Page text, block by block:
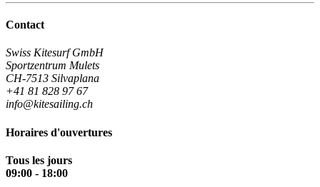
Contact
Swiss Kitesurf GmbH
Sportzentrum Mulets
CH-7513 Silvaplana
+41 81 828 97 67
info@kitesailing.ch
Horaires d'ouvertures
Tous les jours
09:00 - 18:00